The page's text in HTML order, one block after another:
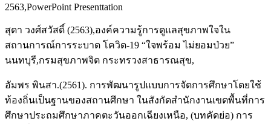
2563,PowerPoint Presenttation
สุดา วงศ์สวัสดิ์ (2563),องค์ความรู้การดูแลสุขภาพใจใน
สถานการณ์การระบาด โควิด-19 “ใจพร้อม ไม่ยอมป่วย”
นนทบุรี,กรมสุขภาพจิต กระทรวงสาธารณสุข,
อัมพร พินสา.(2561). การพัฒนารูปแบบการจัดการศึกษาโดยใช้
ท้องถิ่นเป็นฐานของสถานศึกษา ในสังกัดสำนักงานเขตพื้นที่การ
ศึกษาประถมศึกษาภาคตะวันออกเฉียงเหนือ, (บทคัดย่อ) การ